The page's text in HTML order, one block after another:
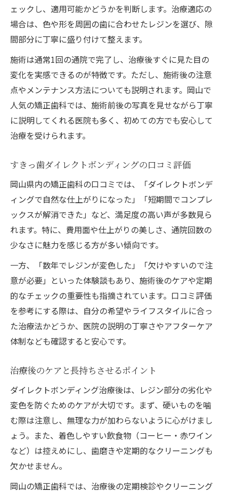
ェックし、適用可能かどうかを判断します。治療適応の
場合は、色や形を周囲の歯に合わせたレジンを選び、隙
間部分に丁寧に盛り付けて整えます。
施術は通常1回の通院で完了し、治療後すぐに見た目の
変化を実感できるのが特徴です。ただし、施術後の注意
点やメンテナンス方法についても説明されます。岡山で
人気の矯正歯科では、施術前後の写真を見せながら丁寧
に説明してくれる医院も多く、初めての方でも安心して
治療を受けられます。
すきっ歯ダイレクトボンディングの口コミ評価
岡山県内の矯正歯科の口コミでは、「ダイレクトボンデ
ィングで自然な仕上がりになった」「短期間でコンプレ
ックスが解消できた」など、満足度の高い声が多数見ら
れます。特に、費用面や仕上がりの美しさ、通院回数の
少なさに魅力を感じる方が多い傾向です。
一方、「数年でレジンが変色した」「欠けやすいので注
意が必要」といった体験談もあり、施術後のケアや定期
的なチェックの重要性も指摘されています。口コミ評価
を参考にする際は、自分の希望やライフスタイルに合っ
た治療法かどうか、医院の説明の丁寧さやアフターケア
体制なども確認すると安心です。
治療後のケアと長持ちさせるポイント
ダイレクトボンディング治療後は、レジン部分の劣化や
変色を防ぐためのケアが大切です。まず、硬いものを噛
む際は注意し、無理な力が加わらないように心がけまし
ょう。また、着色しやすい飲食物（コーヒー・赤ワイン
など）は控えめにし、歯磨きや定期的なクリーニングも
欠かせません。
岡山の矯正歯科では、治療後の定期検診やクリーニング